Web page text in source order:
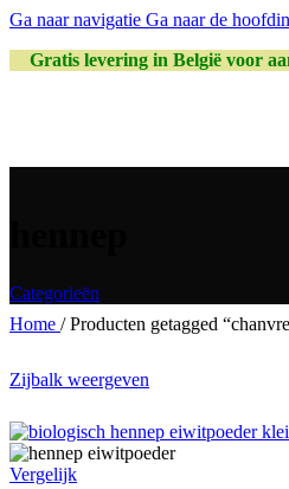
Ga naar navigatie Ga naar de
Gratis levering in België voor
Categorieën
Home / Producten getagged
Zijbalk weergeven
Vergelijk